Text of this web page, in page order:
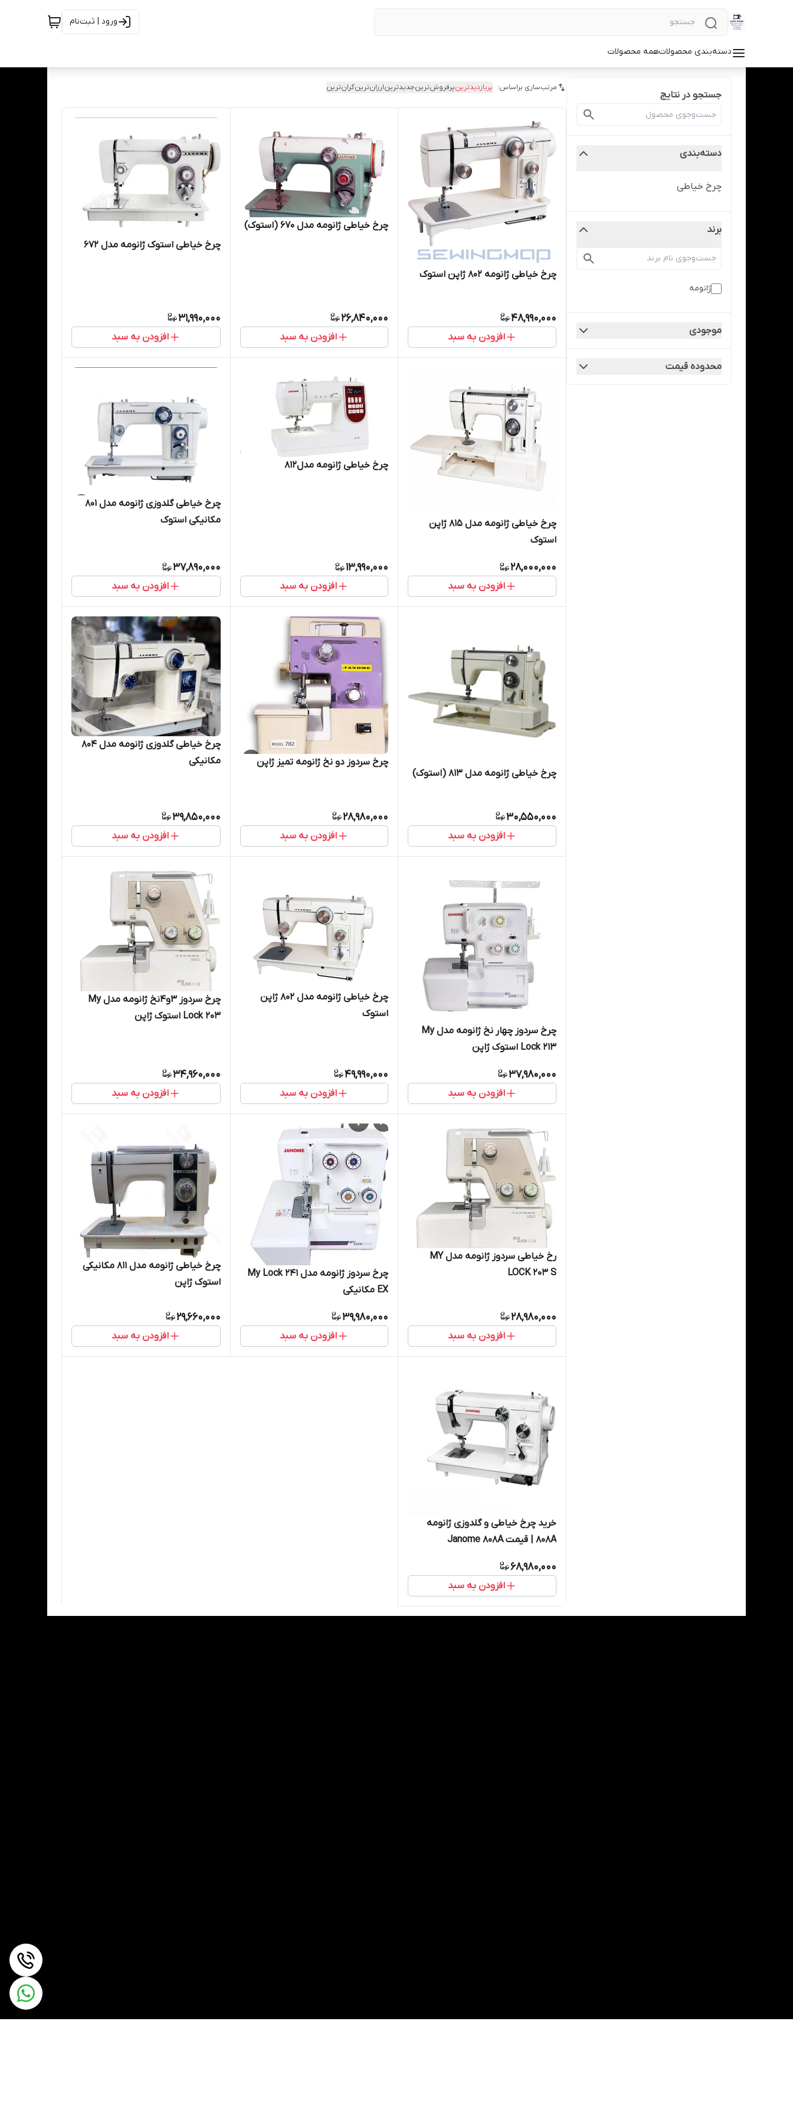
ورود | ثبت‌نام
دسته‌بندی محصولاتهمه محصولات
جستجو در نتایج
دسته‌بندی
چرخ خیاطی
برند
ژانومه
موجودی
محدوده قیمت
مرتب‌سازی براساس: پربازدیدترینپرفروش‌ترینجدیدترینارزان‌ترینگران‌ترین
چرخ خیاطی ژانومه ۸۰۲ ژاپن استوک
48,990,000
افزودن به سبد
چرخ خیاطی ژانومه مدل 670 (استوک)
26,840,000
افزودن به سبد
چرخ خیاطی استوک ژانومه مدل 672
31,990,000
افزودن به سبد
چرخ خیاطی ژانومه مدل 815 ژاپن
استوک
28,000,000
افزودن به سبد
چرخ خیاطی ژانومه مدل812
13,990,000
افزودن به سبد
چرخ خیاطی گلدوزی ژانومه مدل 801
مکانیکی استوک
37,890,000
افزودن به سبد
چرخ خیاطی ژانومه مدل 813 (استوک)
30,550,000
افزودن به سبد
چرخ سردوز دو نخ ژانومه تمیز ژاپن
28,980,000
افزودن به سبد
چرخ خیاطی گلدوزی ژانومه مدل 804
مکانیکی
39,850,000
افزودن به سبد
چرخ سردوز چهار نخ ژانومه مدل My
Lock 213 استوک ژاپن
37,980,000
افزودن به سبد
چرخ خیاطی ژانومه مدل 802 ژاپن
استوک
49,990,000
افزودن به سبد
چرخ سردوز 3و4نخ ژانومه مدل My
Lock 203 استوک ژاپن
34,960,000
افزودن به سبد
رخ خیاطی سردوز ژانومه مدل MY
LOCK 203 S
28,980,000
افزودن به سبد
چرخ سردوز ژانومه مدل My Lock 241
EX مکانیکی
39,980,000
افزودن به سبد
چرخ خیاطی ژانومه مدل 811 مکانیکی
استوک ژاپن
29,660,000
افزودن به سبد
خرید چرخ خیاطی و گلدوزی ژانومه
808A | قیمت Janome 808A
68,980,000
افزودن به سبد